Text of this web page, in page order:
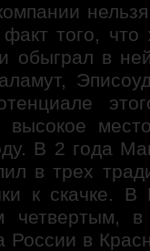
того,
обыграл в
высокое
В 2 года
в трех
к скачке.
в